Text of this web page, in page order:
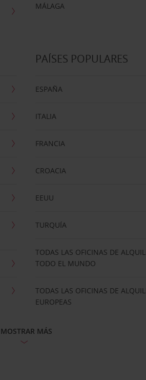
MÁLAGA
PAÍSES POPULARES
ESPAÑA
ITALIA
FRANCIA
CROACIA
EEUU
TURQUÍA
TODAS LAS OFICINAS DE
TODO EL MUNDO
TODAS LAS OFICINAS DE
EUROPEAS
MOSTRAR MÁS